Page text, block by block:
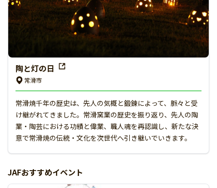
陶と灯の日
常滑市
常滑焼千年の歴史は、先人の気概と鍛錬によって、脈々と受
け継がれてきました。常滑窯業の歴史を振り返り、先人の陶
業・陶芸における功績と偉業、職人魂を再認識し、新たな決
意で常滑焼の伝統・文化を次世代へ引き継いでいきます。
JAFおすすめイベント